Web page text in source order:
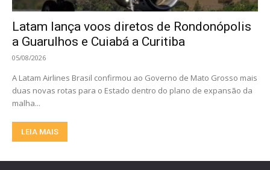
Latam lança voos diretos de Rondonópolis
a Guarulhos e Cuiabá a Curitiba
05/08/2026
A Latam Airlines Brasil confirmou ao Governo de Mato Grosso mais
duas novas rotas para o Estado dentro do plano de expansão da
malha...
LEIA MAIS